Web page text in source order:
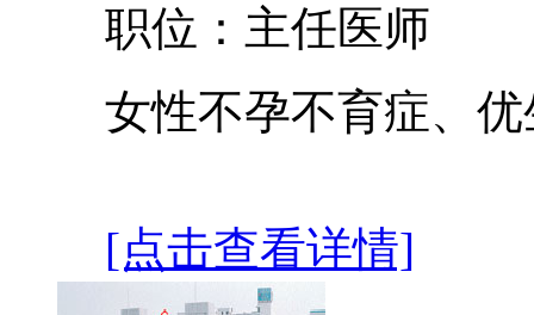
职位：主任医师
女性不孕不育症、
[点击查看详情]